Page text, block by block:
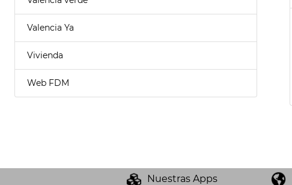
Valencia Ya
Vivienda
Web FDM
Nuestras Apps